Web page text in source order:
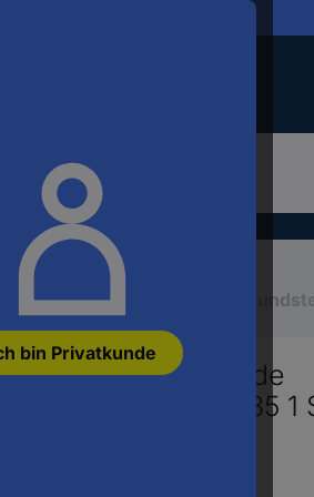
bin Privatkunde
Industriesteckverbinder
Buchse, gerade
DIN 72585 1